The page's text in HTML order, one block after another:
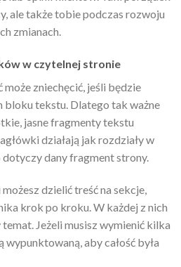
ale także tobie podczas rozwoju
zmianach.
w czytelnej stronie
zniechęcić, jeśli będzie
bloku tekstu. Dlatego tak ważne
jasne fragmenty tekstu
działają jak rozdziały w
dotyczy dany fragment strony.
dzielić treść na sekcje,
krok po kroku. W każdej z nich
Jeżeli musisz wymienić kilka
wypunktowaną, aby całość była